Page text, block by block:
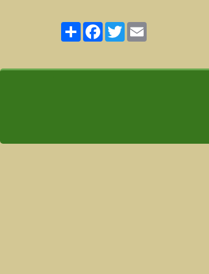
PartagerFacebook
Twitter